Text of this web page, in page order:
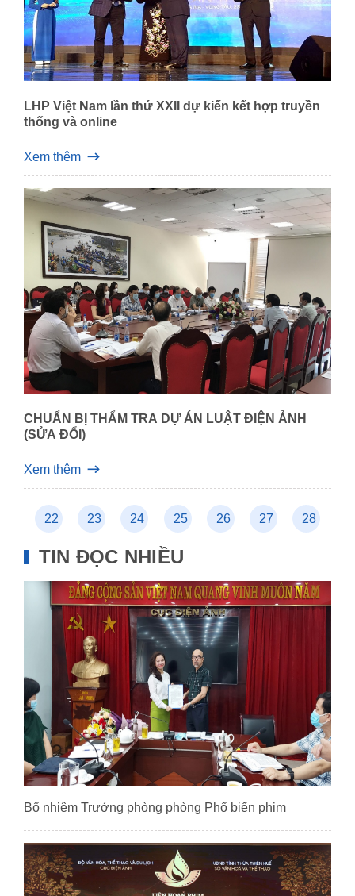
LHP Việt Nam lần thứ XXII dự kiến kết hợp truyền
thống và online
Xem thêm
CHUẨN BỊ THẨM TRA DỰ ÁN LUẬT ĐIỆN ẢNH
(SỬA ĐỔI)
Xem thêm
22 23 24 25 26 27 28
TIN ĐỌC NHIỀU
Bổ nhiệm Trưởng phòng phòng Phổ biến phim